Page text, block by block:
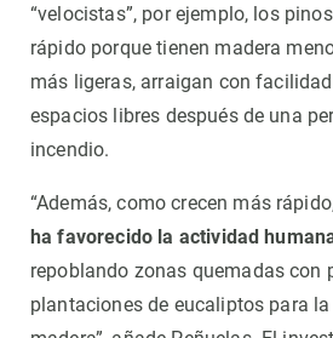
“velocistas”, por ejemplo, los
rápido porque tienen madera
más ligeras, arraigan con
espacios libres después de una
incendio.
“Además, como crecen más
ha favorecido la actividad
repoblando zonas quemadas con
plantaciones de eucaliptos para